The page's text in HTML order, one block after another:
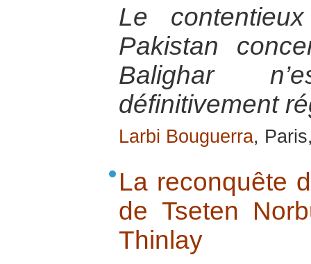
Le
Pakistan
Balighar
définitivement
Larbi Bouguerra,
La reconquête
de Tseten
Thinlay